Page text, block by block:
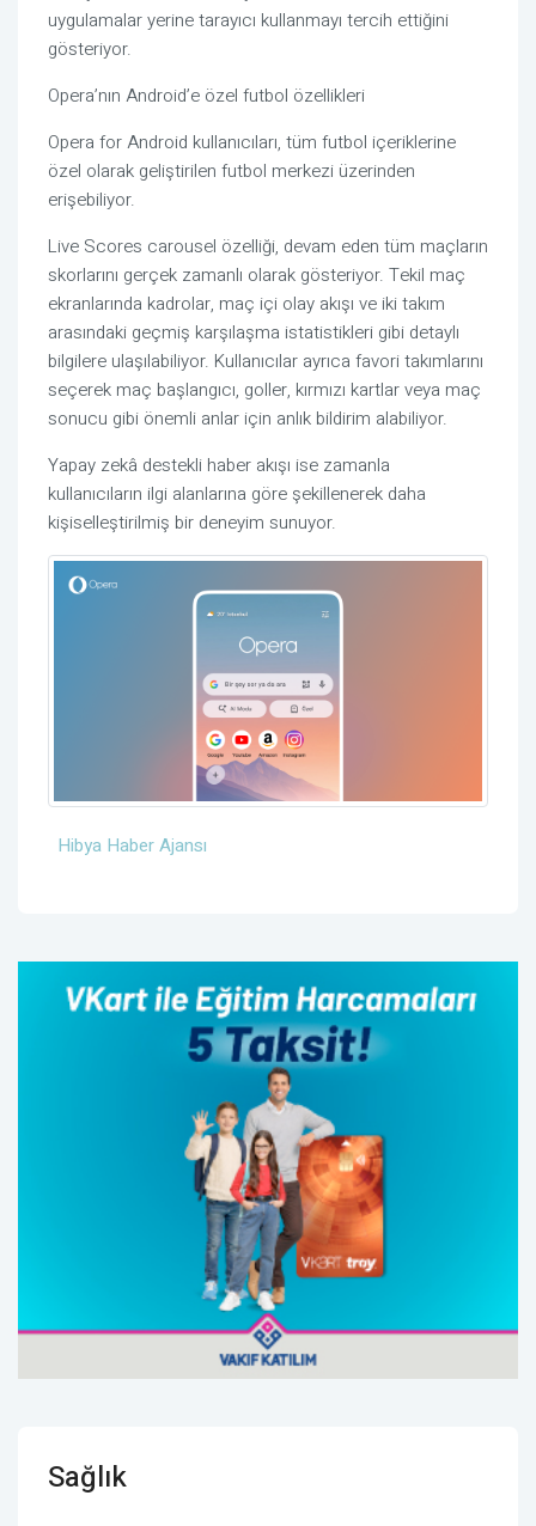
uygulamalar yerine tarayıcı kullanmayı tercih ettiğini
gösteriyor.
Opera’nın Android’e özel futbol özellikleri
Opera for Android kullanıcıları, tüm futbol içeriklerine
özel olarak geliştirilen futbol merkezi üzerinden
erişebiliyor.
Live Scores carousel özelliği, devam eden tüm maçların
skorlarını gerçek zamanlı olarak gösteriyor. Tekil maç
ekranlarında kadrolar, maç içi olay akışı ve iki takım
arasındaki geçmiş karşılaşma istatistikleri gibi detaylı
bilgilere ulaşılabiliyor. Kullanıcılar ayrıca favori takımlarını
seçerek maç başlangıcı, goller, kırmızı kartlar veya maç
sonucu gibi önemli anlar için anlık bildirim alabiliyor.
Yapay zekâ destekli haber akışı ise zamanla
kullanıcıların ilgi alanlarına göre şekillenerek daha
kişiselleştirilmiş bir deneyim sunuyor.
Hibya Haber Ajansı
Sağlık